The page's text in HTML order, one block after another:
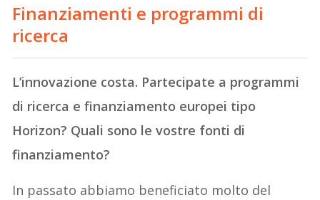
Finanziamenti e programmi di
ricerca
L’innovazione costa. Partecipate a programmi
di ricerca e finanziamento europei tipo
Horizon? Quali sono le vostre fonti di
finanziamento?
In passato abbiamo beneficiato molto del